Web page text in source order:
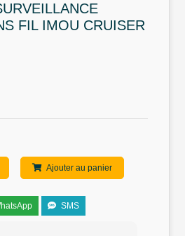
FIL IMOU CRUISER
Ajouter au panier
SMS